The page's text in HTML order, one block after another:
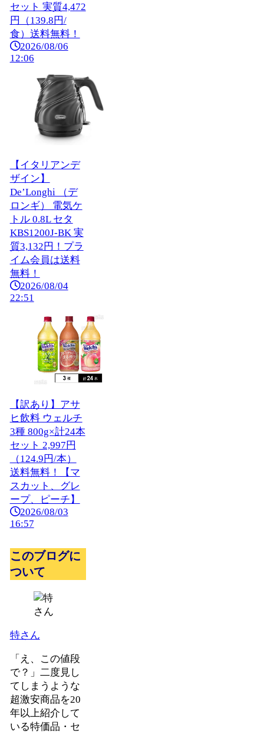
セット 実質4,472
円（139.8円/
食）送料無料！
2026/08/06
12:06
【イタリアンデ
ザイン】
De’Longhi （デ
ロンギ） 電気ケ
トル 0.8L セタ
KBS1200J-BK 実
質3,132円！プラ
イム会員は送料
無料！
2026/08/04
22:51
【訳あり】アサ
ヒ飲料 ウェルチ
3種 800g×計24本
セット 2,997円
（124.9円/本）
送料無料！【マ
スカット、グレ
ープ、ピーチ】
2026/08/03
16:57
このブログに
ついて
特さん
「え、この値段
で？」二度見し
てしまうような
超激安商品を20
年以上紹介して
いる特価品・セ